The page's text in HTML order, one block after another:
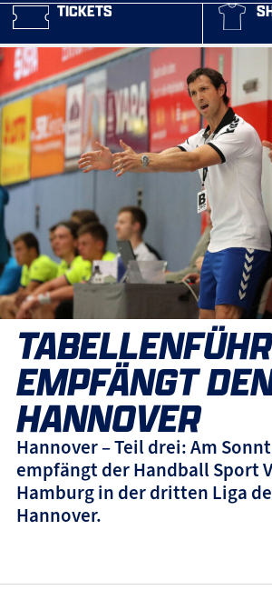
TICKETS
EMPFÄNGT
HANNOVER
Hannover – Teil drei: Am
empfängt der Handball Sport
Hamburg in der dritten Liga
Hannover.